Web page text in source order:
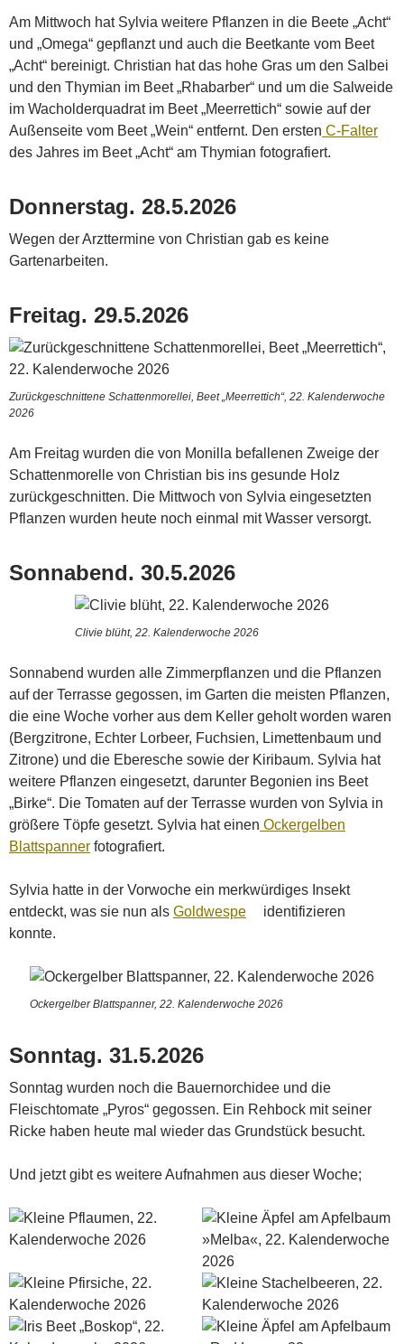
Am Mittwoch hat Sylvia weitere Pflanzen in die Beete „Acht“
und „Omega“ gepflanzt und auch die Beetkante vom Beet
„Acht“ bereinigt. Christian hat das hohe Gras um den Salbei
und den Thymian im Beet „Rhabarber“ und um die Salweide
im Wacholderquadrat im Beet „Meerrettich“ sowie auf der
Außenseite vom Beet „Wein“ entfernt. Den ersten C-Falter
des Jahres im Beet „Acht“ am Thymian fotografiert.
Donnerstag. 28.5.2026
Wegen der Arzttermine von Christian gab es keine
Gartenarbeiten.
Freitag. 29.5.2026
Zurückgeschnittene Schattenmorellei, Beet „Meerrettich“, 22. Kalenderwoche
2026
Am Freitag wurden die von Monilla befallenen Zweige der
Schattenmorelle von Christian bis ins gesunde Holz
zurückgeschnitten. Die Mittwoch von Sylvia eingesetzten
Pflanzen wurden heute noch einmal mit Wasser versorgt.
Sonnabend. 30.5.2026
Clivie blüht, 22. Kalenderwoche 2026
Sonnabend wurden alle Zimmerpflanzen und die Pflanzen
auf der Terrasse gegossen, im Garten die meisten Pflanzen,
die eine Woche vorher aus dem Keller geholt worden waren
(Bergzitrone, Echter Lorbeer, Fuchsien, Limettenbaum und
Zitrone) und die Eberesche sowie der Kiribaum. Sylvia hat
weitere Pflanzen eingesetzt, darunter Begonien ins Beet
„Birke“. Die Tomaten auf der Terrasse wurden von Sylvia in
größere Töpfe gesetzt. Sylvia hat einen Ockergelben
Blattspanner fotografiert.
Sylvia hatte in der Vorwoche ein merkwürdiges Insekt
entdeckt, was sie nun als Goldwespe
identifizieren
konnte.
Ockergelber Blattspanner, 22. Kalenderwoche 2026
Sonntag. 31.5.2026
Sonntag wurden noch die Bauernorchidee und die
Fleischtomate „Pyros“ gegossen. Ein Rehbock mit seiner
Ricke haben heute mal wieder das Grundstück besucht.
Und jetzt gibt es weitere Aufnahmen aus dieser Woche;